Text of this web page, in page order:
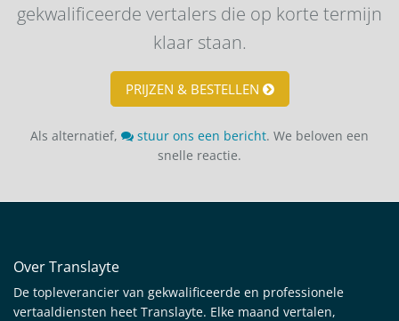
gekwalificeerde vertalers die op korte termijn
klaar staan.
PRIJZEN & BESTELLEN
Als alternatief, stuur ons een bericht. We beloven een
snelle reactie.
Over Translayte
De topleverancier van gekwalificeerde en professionele
vertaaldiensten heet Translayte. Elke maand vertalen,